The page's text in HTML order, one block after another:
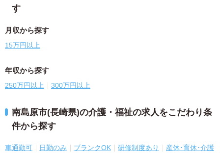
す
月収から探す
15万円以上
年収から探す
250万円以上 300万円以上
南島原市(長崎県)の介護・福祉の求人をこだわり条
件から探す
車通勤可 日勤のみ ブランクOK 研修制度あり 産休･育休･介護